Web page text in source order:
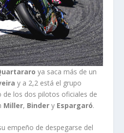
ya saca más de un
y a 2,2 está el grupo
los dos pilotos oficiales de
Miller, Binder y Espargaró.
empeño de despegarse del